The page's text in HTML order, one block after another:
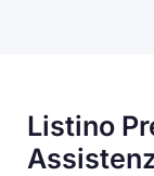
Listino